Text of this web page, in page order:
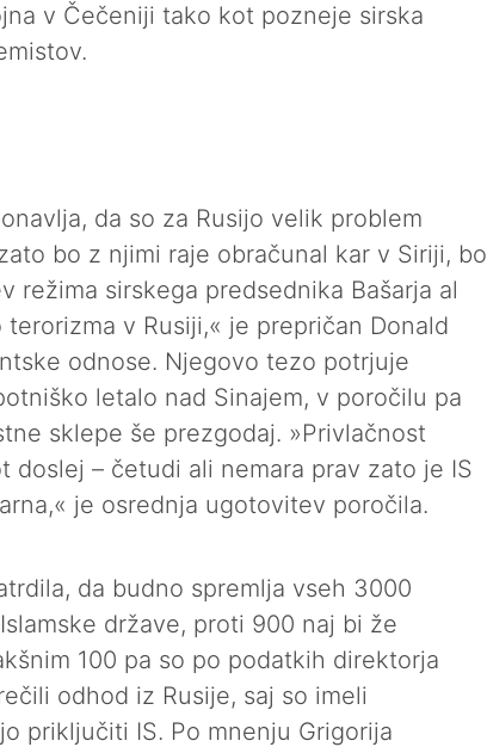
v Čečeniji tako kot pozneje sirska
da so za Rusijo velik problem
bo z njimi raje obračunal kar v Siriji, bo
režima sirskega predsednika Bašarja al
v Rusiji,« je prepričan Donald
odnose. Njegovo tezo potrjuje
letalo nad Sinajem, v poročilu pa
sklepe še prezgodaj. »Privlačnost
doslej – četudi ali nemara prav zato je IS
je osrednja ugotovitev poročila.
da budno spremlja vseh 3000
države, proti 900 naj bi že
100 pa so po podatkih direktorja
odhod iz Rusije, saj so imeli
priključiti IS. Po mnenju Grigorija